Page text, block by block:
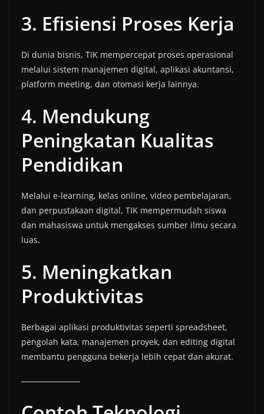
3. Efisiensi Proses Kerja
Di dunia bisnis, TIK mempercepat proses operasional
melalui sistem manajemen digital, aplikasi akuntansi,
platform meeting, dan otomasi kerja lainnya.
4. Mendukung
Peningkatan Kualitas
Pendidikan
Melalui e-learning, kelas online, video pembelajaran,
dan perpustakaan digital, TIK mempermudah siswa
dan mahasiswa untuk mengakses sumber ilmu secara
luas.
5. Meningkatkan
Produktivitas
Berbagai aplikasi produktivitas seperti spreadsheet,
pengolah kata, manajemen proyek, dan editing digital
membantu pengguna bekerja lebih cepat dan akurat.